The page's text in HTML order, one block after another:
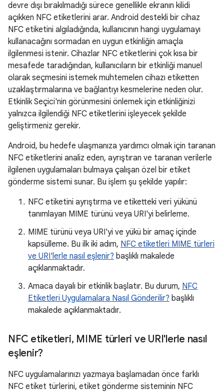
devre dışı bırakılmadığı sürece genellikle ekranın kilidi
açıkken NFC etiketlerini arar. Android destekli bir cihaz
NFC etiketini algıladığında, kullanıcının hangi uygulamayı
kullanacağını sormadan en uygun etkinliğin amaçla
ilgilenmesi istenir. Cihazlar NFC etiketlerini çok kısa bir
mesafede taradığından, kullanıcıların bir etkinliği manuel
olarak seçmesini istemek muhtemelen cihazı etiketten
uzaklaştırmalarına ve bağlantıyı kesmelerine neden olur.
Etkinlik Seçici'nin görünmesini önlemek için etkinliğinizi
yalnızca ilgilendiği NFC etiketlerini işleyecek şekilde
geliştirmeniz gerekir.
Android, bu hedefe ulaşmanıza yardımcı olmak için taranan
NFC etiketlerini analiz eden, ayrıştıran ve taranan verilerle
ilgilenen uygulamaları bulmaya çalışan özel bir etiket
gönderme sistemi sunar. Bu işlem şu şekilde yapılır:
NFC etiketini ayrıştırma ve etiketteki veri yükünü
tanımlayan MIME türünü veya URI'yi belirleme.
MIME türünü veya URI'yi ve yükü bir amaç içinde
kapsülleme. Bu ilk iki adım, NFC etiketleri MIME türleri
ve URI'lerle nasıl eşlenir? başlıklı makalede
açıklanmaktadır.
Amaca dayalı bir etkinlik başlatır. Bu durum, NFC
Etiketleri Uygulamalara Nasıl Gönderilir? başlıklı
makalede açıklanmaktadır.
NFC etiketleri, MIME türleri ve URI'lerle nasıl
eşlenir?
NFC uygulamalarınızı yazmaya başlamadan önce farklı
NFC etiket türlerini, etiket gönderme sisteminin NFC